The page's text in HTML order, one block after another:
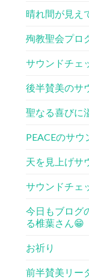
晴れ間が見え
殉教聖会プロ
サウンドチェ
後半賛美のサ
聖なる喜びに
PEACEのサ
天を見上げサ
サウンドチェ
今日もブログ
る椎葉さん😁
お祈り
前半賛美リー